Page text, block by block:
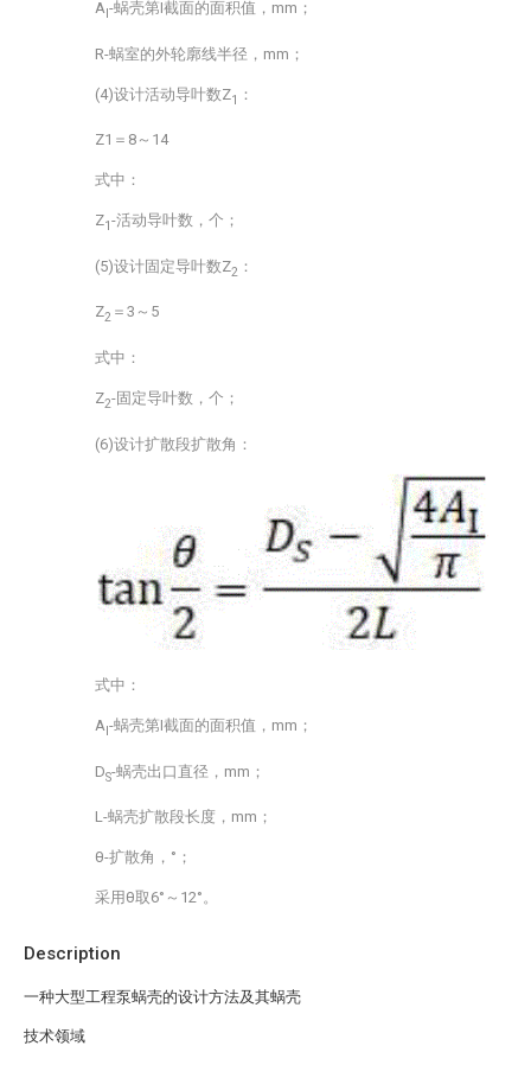
Description
一种大型工程泵蜗壳的设计方法及其蜗壳
技术领域
AI-蜗壳第I截面的面积值，mm；
R-蜗室的外轮廓线半径，mm；
(4)设计活动导叶数Z1 ：
Z1＝8～14
式中：
Z1-活动导叶数，个；
(5)设计固定导叶数Z2 ：
Z2 ＝3～5
式中：
Z2-固定导叶数，个；
(6)设计扩散段扩散角：
式中：
AI-蜗壳第I截面的面积值，mm；
DS-蜗壳出口直径，mm；
L-蜗壳扩散段长度，mm；
θ-扩散角，°；
采用θ取6°～12°。